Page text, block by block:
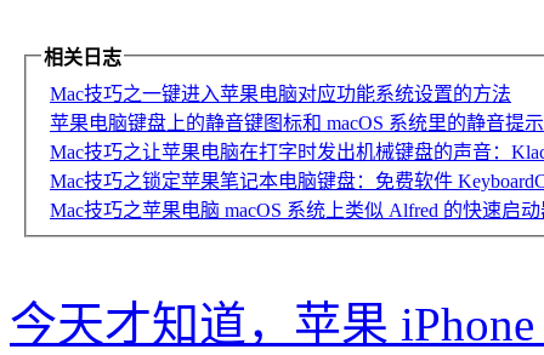
相关日志
Mac技巧之一键进入苹果电脑对应功能系统设置的方法
苹果电脑键盘上的静音键图标和 macOS 系统里的静音提
Mac技巧之让苹果电脑在打字时发出机械键盘的声音：
Mac技巧之锁定苹果笔记本电脑键盘：免费软件
Mac技巧之苹果电脑 macOS 系统上类似 Alfred 的快速启
今天才知道，苹果